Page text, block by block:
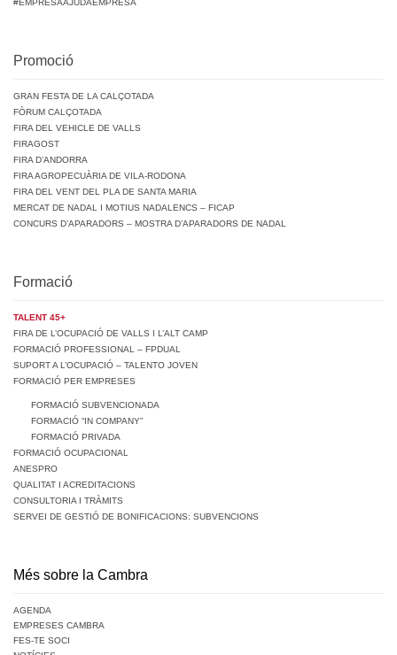
Promoció
GRAN FESTA DE LA CALÇOTADA
FÒRUM CALÇOTADA
FIRA DEL VEHICLE DE VALLS
FIRAGOST
FIRA D’ANDORRA
FIRA AGROPECUÀRIA DE VILA-RODONA
FIRA DEL VENT DEL PLA DE SANTA MARIA
MERCAT DE NADAL I MOTIUS NADALENCS – FICAP
CONCURS D’APARADORS – MOSTRA D’APARADORS DE NADAL
Formació
TALENT 45+
FIRA DE L’OCUPACIÓ DE VALLS I L’ALT CAMP
FORMACIÓ PROFESSIONAL – FPDUAL
SUPORT A L’OCUPACIÓ – TALENTO JOVEN
FORMACIÓ PER EMPRESES
FORMACIÓ SUBVENCIONADA
FORMACIÓ “IN COMPANY”
FORMACIÓ PRIVADA
FORMACIÓ OCUPACIONAL
ANESPRO
QUALITAT I ACREDITACIONS
CONSULTORIA I TRÀMITS
SERVEI DE GESTIÓ DE BONIFICACIONS: SUBVENCIONS
Més sobre la Cambra
AGENDA
EMPRESES CAMBRA
FES-TE SOCI